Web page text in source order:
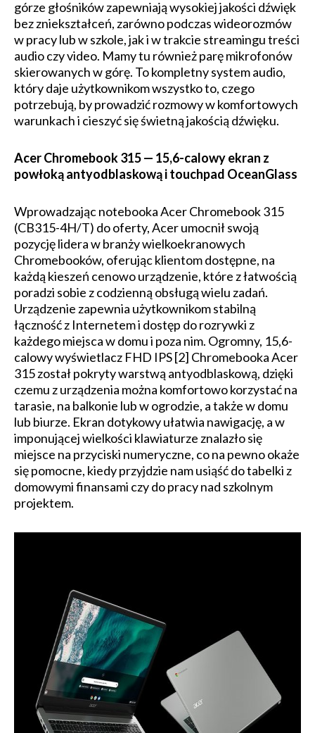
górze głośników zapewniają wysokiej jakości dźwięk
bez zniekształceń, zarówno podczas wideorozmów
w pracy lub w szkole, jak i w trakcie streamingu treści
audio czy video. Mamy tu również parę mikrofonów
skierowanych w górę. To kompletny system audio,
który daje użytkownikom wszystko to, czego
potrzebują, by prowadzić rozmowy w komfortowych
warunkach i cieszyć się świetną jakością dźwięku.
Acer Chromebook 315 — 15,6-calowy ekran z
powłoką antyodblaskową i touchpad OceanGlass
Wprowadzając notebooka Acer Chromebook 315
(CB315-4H/T) do oferty, Acer umocnił swoją
pozycję lidera w branży wielkoekranowych
Chromebooków, oferując klientom dostępne, na
każdą kieszeń cenowo urządzenie, które z łatwością
poradzi sobie z codzienną obsługą wielu zadań.
Urządzenie zapewnia użytkownikom stabilną
łączność z Internetem i dostęp do rozrywki z
każdego miejsca w domu i poza nim. Ogromny, 15,6-
calowy wyświetlacz FHD IPS [2] Chromebooka Acer
315 został pokryty warstwą antyodblaskową, dzięki
czemu z urządzenia można komfortowo korzystać na
tarasie, na balkonie lub w ogrodzie, a także w domu
lub biurze. Ekran dotykowy ułatwia nawigację, a w
imponującej wielkości klawiaturze znalazło się
miejsce na przyciski numeryczne, co na pewno okaże
się pomocne, kiedy przyjdzie nam usiąść do tabelki z
domowymi finansami czy do pracy nad szkolnym
projektem.